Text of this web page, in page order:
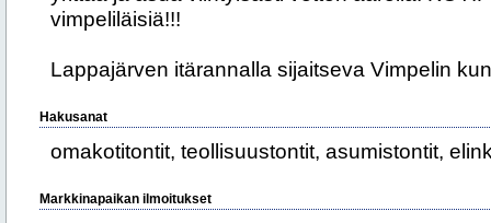
vimpeliläisiä!!!
Lappajärven itärannalla sijaitseva Vimpelin
Hakusanat
omakotitontit, teollisuustontit, asumistontit,
Markkinapaikan ilmoitukset